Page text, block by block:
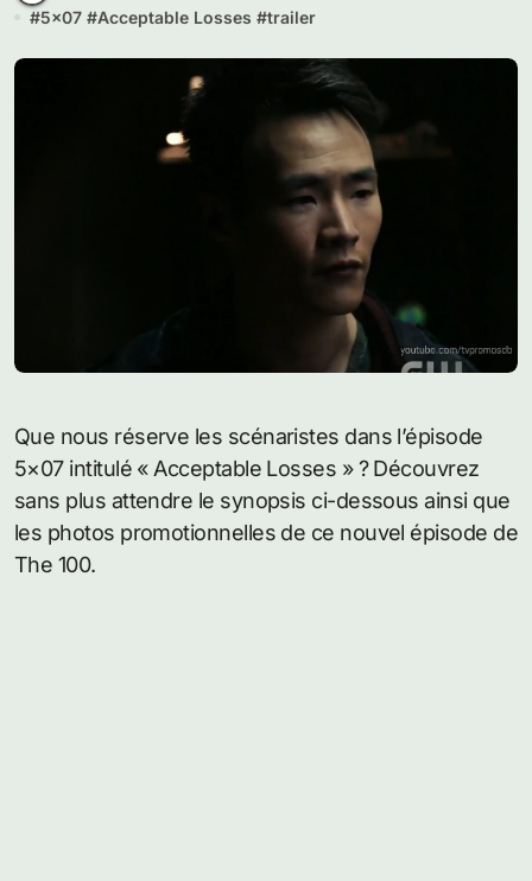
#5x07 #Acceptable Losses #trailer
Que nous réserve les scénaristes dans l’épisode
5×07 intitulé « Acceptable Losses » ? Découvrez
sans plus attendre le synopsis ci-dessous ainsi que
les photos promotionnelles de ce nouvel épisode de
The 100.